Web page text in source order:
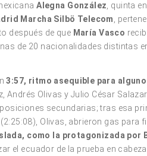
Alegna González , quinta
Marcha Silbö Telecom
,
después de que María Vasco
de 20 nacionalidades distintas
3:57, ritmo asequible para
Olivas y Julio César
secundarias; tras esa
Olivas, abrieron gas para
como la protagonizada por
el ecuador de la prueba en